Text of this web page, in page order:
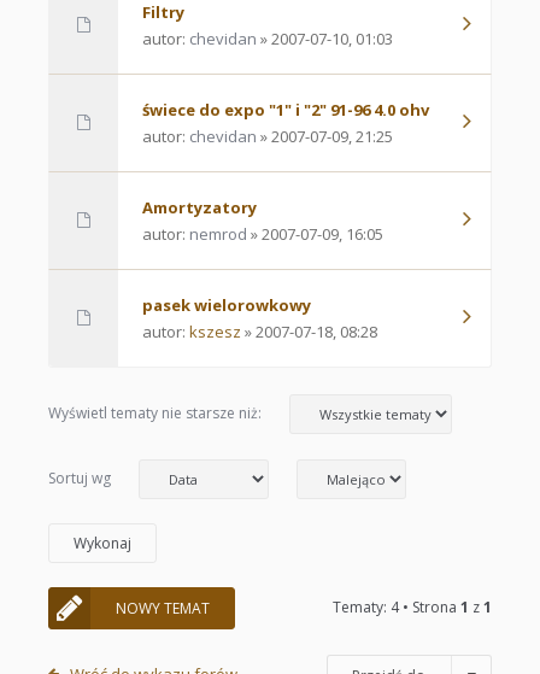
Filtry
autor: chevidan » 2007-07-10, 01:03
świece do expo "1" i "2" 91-96 4.0 ohv
autor: chevidan » 2007-07-09, 21:25
Amortyzatory
autor: nemrod » 2007-07-09, 16:05
pasek wielorowkowy
autor: kszesz » 2007-07-18, 08:28
Wyświetl tematy nie starsze niż:
Sortuj wg
NOWY TEMAT Tematy: 4 • Strona 1 z1